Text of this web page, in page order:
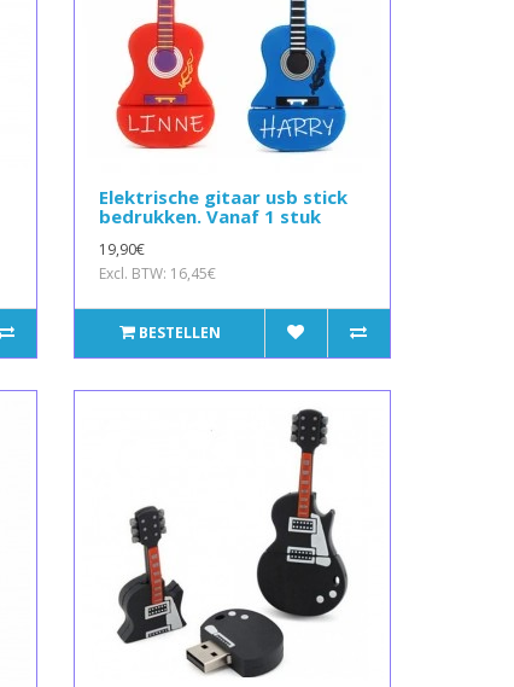
Elektrische gitaar usb stick
bedrukken. Vanaf 1 stuk
19,90€
Excl. BTW: 16,45€
BESTELLEN